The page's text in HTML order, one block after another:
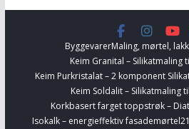
ByggevarerMaling, mørtel,
Keim Granital – Silikatmaling
Keim Purkristalat – 2 komponent
Keim Soldalit – Silikatmaling
Korkbasert farget toppstrøk –
Isokalk – energieffektiv fasademørtel